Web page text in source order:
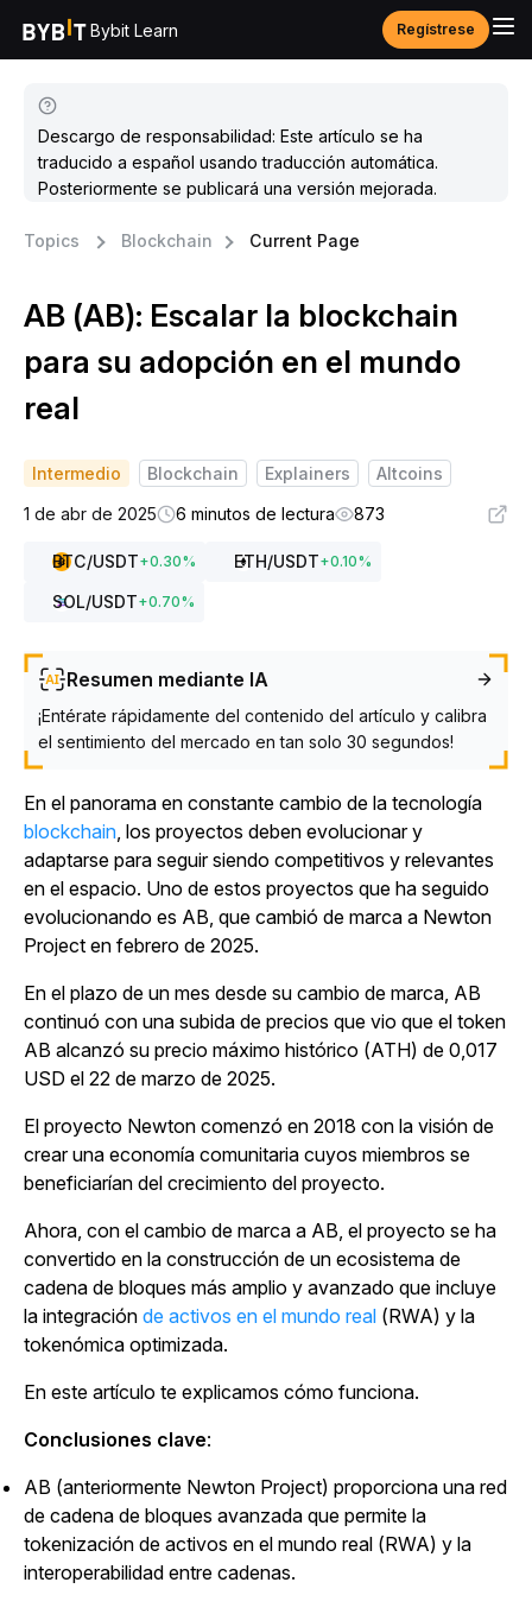
Bybit Learn Regístrese
Descargo de responsabilidad: Este artículo se ha
traducido a español usando traducción automática.
Posteriormente se publicará una versión mejorada.
Topics Blockchain Current Page
AB (AB): Escalar la blockchain
para su adopción en el mundo
real
Intermedio Blockchain Explainers
Altcoins
1 de abr de 2025
6 minutos de lectura 873
BTC/USDT+0.30% ETH/USDT+0.10%
SOL/USDT+0.70%
Resumen mediante IA
¡Entérate rápidamente del contenido del artículo y calibra
el sentimiento del mercado en tan solo 30 segundos!
En el panorama en constante cambio de la tecnología
blockchain, los proyectos deben evolucionar y
adaptarse para seguir siendo competitivos y relevantes
en el espacio. Uno de estos proyectos que ha seguido
evolucionando es AB, que cambió de marca a Newton
Project en febrero de 2025.
En el plazo de un mes desde su cambio de marca, AB
continuó con una subida de precios que vio que el token
AB alcanzó su precio máximo histórico (ATH) de 0,017
USD el 22 de marzo de 2025.
El proyecto Newton comenzó en 2018 con la visión de
crear una economía comunitaria cuyos miembros se
beneficiarían del crecimiento del proyecto.
Ahora, con el cambio de marca a AB, el proyecto se ha
convertido en la construcción de un ecosistema de
cadena de bloques más amplio y avanzado que incluye
la integración de activos en el mundo real (RWA) y la
tokenómica optimizada.
En este artículo te explicamos cómo funciona.
Conclusiones clave:
AB (anteriormente Newton Project) proporciona una red
de cadena de bloques avanzada que permite la
tokenización de activos en el mundo real (RWA) y la
interoperabilidad entre cadenas.